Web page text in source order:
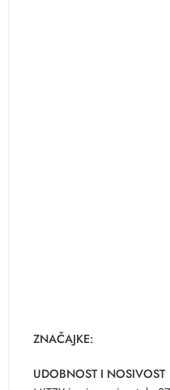
ZNAČAJKE:
UDOBNOST I NOSIVOST